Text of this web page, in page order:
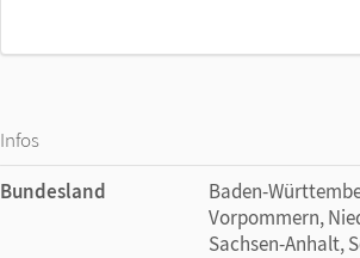
Infos
Bundesland
Baden-
Vorpommern,
Sachsen-Anhalt,